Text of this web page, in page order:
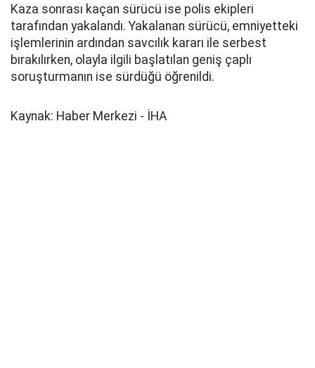
Kaza sonrası kaçan sürücü ise polis ekipleri
tarafından yakalandı. Yakalanan sürücü, emniyetteki
işlemlerinin ardından savcılık kararı ile serbest
bırakılırken, olayla ilgili başlatılan geniş çaplı
soruşturmanın ise sürdüğü öğrenildi.
Kaynak: Haber Merkezi - İHA